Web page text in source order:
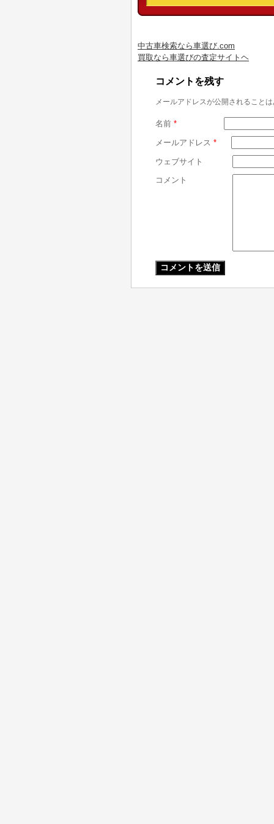
中古車検索なら車選び.com
買取なら車選びの査定サイトヘ
コメントを残す
メールアドレスが公開されること
名前 *
メールアドレス *
ウェブサイト
コメント